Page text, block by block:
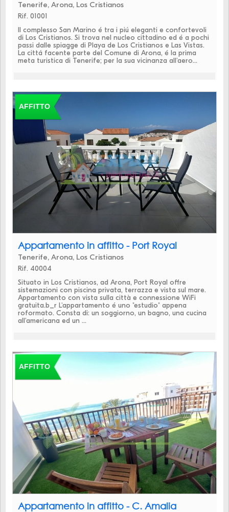
Tenerife, Arona, Los Cristianos
Rif. 01001
Il complesso San Marino é tra i piú eleganti e confortevoli
di Los Cristianos. Si trova nel nucleo cittadino ed é a pochi
passi dalle spiagge di Playa de Los Cristianos e Las Vistas.
La cittá facente parte del Comune di Arona, é la prima
meta turistica di Tenerife; per la sua vicinanza all'aero...
AFFITTO
Appartamento in affitto - Port Royal
Tenerife, Arona, Los Cristianos
Rif. 40004
Situato in Los Cristianos, ad Arona, Port Royal offre
sistemazioni con piscina privata, terrazza e vista sul mare.
Appartamento con vista sulla città e connessione WiFi
gratuita.b_r L'appartamento é uno "estudio" appena
roformato. Consta di: un soggiorno, un bagno, una cucina
all'americana ed un ...
AFFITTO
Appartamento in affitto - C. Amalia